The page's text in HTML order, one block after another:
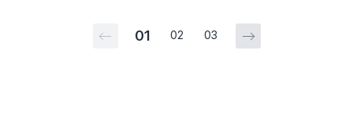
01 02 03